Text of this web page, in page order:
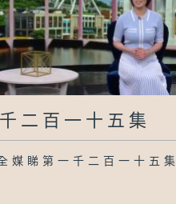
二百一十五集
媒睇第一千二百一十五集